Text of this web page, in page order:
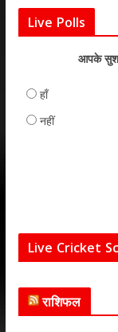
Live Polls
आपके
हाँ
नहीं
Live Cricket
राशिफल